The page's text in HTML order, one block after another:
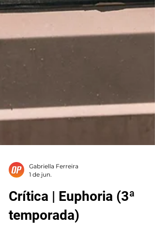
Gabriella Ferreira
1 de jun.
Crítica | Euphoria (3ª